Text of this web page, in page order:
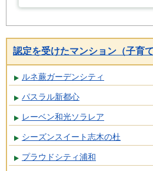
認定を受けたマンション（子育
ルネ蕨ガーデンシティ
パスラル新都心
レーベン和光ソラレア
シーズンスイート志木の杜
プラウドシティ浦和